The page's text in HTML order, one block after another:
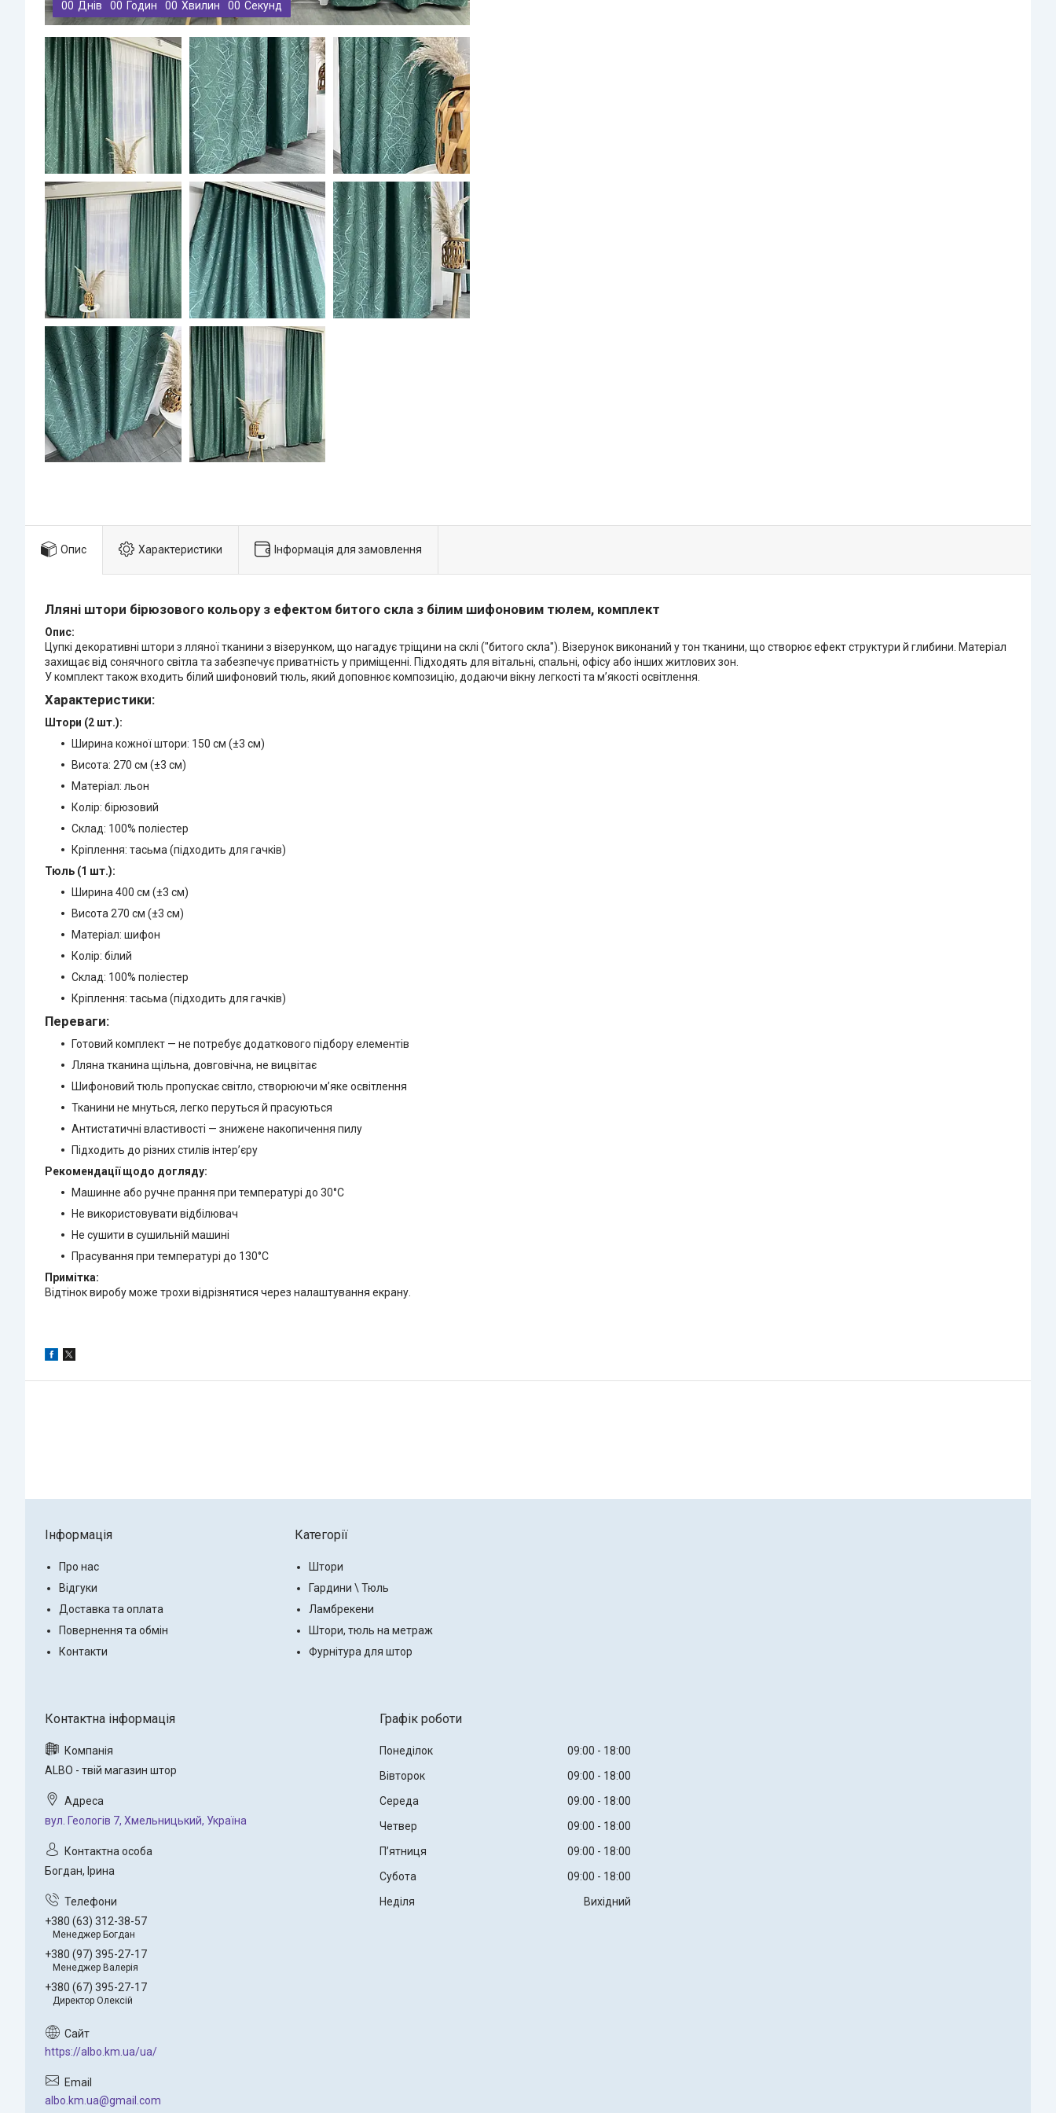
00 Днів 00 Годин 00 Хвилин 00 Секунд
Опис Характеристики Інформація для замовлення
Лляні штори бірюзового кольору з ефектом битого скла з білим шифоновим тюлем, комплект
Опис:
Цупкі декоративні штори з лляної тканини з візерунком, що нагадує тріщини на склі ("битого скла"). Візерунок виконаний у тон тканини, що створює ефект структури й глибини. Матеріал
захищає від сонячного світла та забезпечує приватність у приміщенні. Підходять для вітальні, спальні, офісу або інших житлових зон.
У комплект також входить білий шифоновий тюль, який доповнює композицію, додаючи вікну легкості та м’якості освітлення.
Характеристики:
Штори (2 шт.):
Ширина кожної штори: 150 см (±3 см)
Висота: 270 см (±3 см)
Матеріал: льон
Колір: бірюзовий
Склад: 100% поліестер
Кріплення: тасьма (підходить для гачків)
Тюль (1 шт.):
Ширина 400 см (±3 см)
Висота 270 см (±3 см)
Матеріал: шифон
Колір: білий
Склад: 100% поліестер
Кріплення: тасьма (підходить для гачків)
Переваги:
Готовий комплект — не потребує додаткового підбору елементів
Лляна тканина щільна, довговічна, не вицвітає
Шифоновий тюль пропускає світло, створюючи м’яке освітлення
Тканини не мнуться, легко перуться й прасуються
Антистатичні властивості — знижене накопичення пилу
Підходить до різних стилів інтер’єру
Рекомендації щодо догляду:
Машинне або ручне прання при температурі до 30°C
Не використовувати відбілювач
Не сушити в сушильній машині
Прасування при температурі до 130°C
Примітка:
Відтінок виробу може трохи відрізнятися через налаштування екрану.
Інформація
Про нас
Відгуки
Доставка та оплата
Повернення та обмін
Контакти
Категорії
Штори
Гардини \ Тюль
Ламбрекени
Штори, тюль на метраж
Фурнітура для штор
ALBO - твій магазин штор
вул. Геологів 7, Хмельницький, Україна
Богдан, Ірина
+380 (63) 312-38-57
Менеджер Богдан
+380 (97) 395-27-17
Менеджер Валерія
+380 (67) 395-27-17
Директор Олексій
https://albo.km.ua/ua/
albo.km.ua@gmail.com
Графік роботи
Понеділок 09:00
18:00
Вівторок
09:00
18:00
Середа
09:00
18:00
Четвер
09:00
18:00
Пʼятниця
09:00
18:00
Субота
09:00
18:00
Неділя
Вихідний